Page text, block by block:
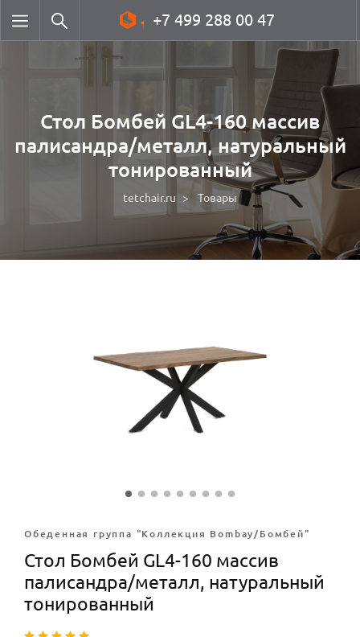
+7 499 288 00 47
Стол Бомбей GL4-160 массив
палисандра/металл, натуральный
тонированный
tetchair.ru Товары
Обеденная группа "Коллекция Bombay/Бомбей"
Стол Бомбей GL4-160 массив
палисандра/металл, натуральный
тонированный